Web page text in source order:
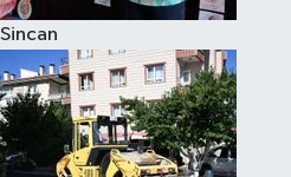
Sincan